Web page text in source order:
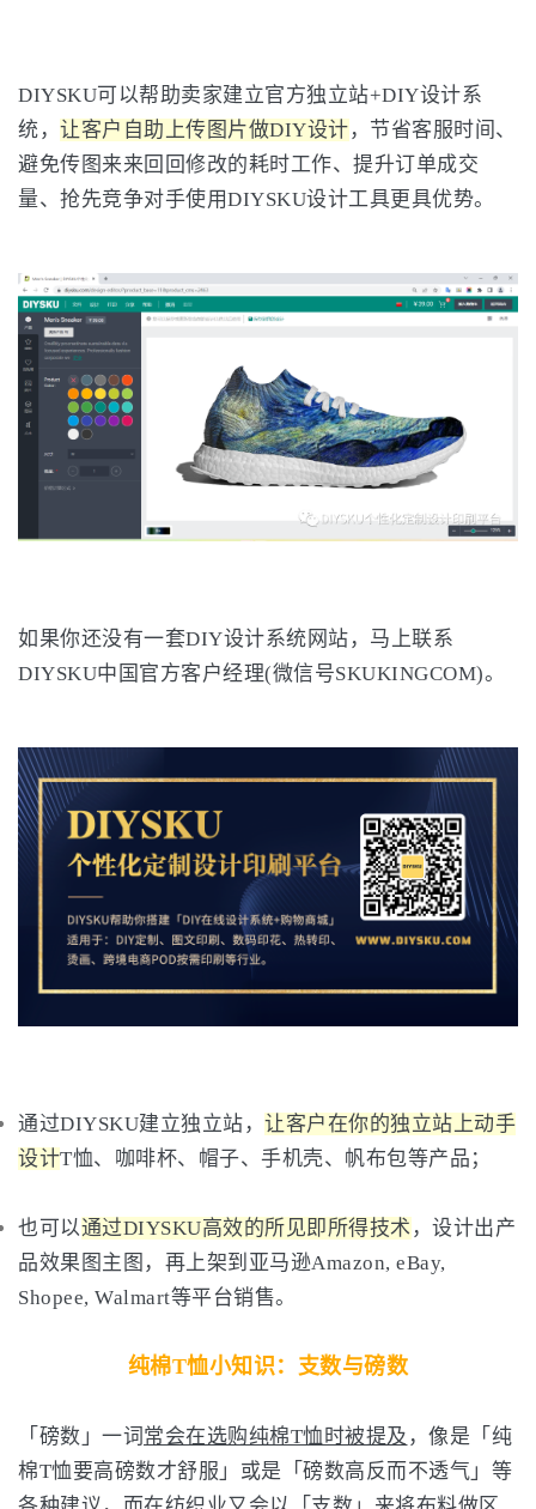
DIYSKU可以帮助卖家建立官方独立站+DIY设计系
统， 让客户自助上传图片做DIY设计 ，节省客服时间、
避免传图来来回回修改的耗时工作、提升订单成交
量、抢先竞争对手使用DIYSKU设计工具更具优势。
如果你还没有一套DIY设计系统网站，马上联系
DIYSKU中国官方客户经理(微信号SKUKINGCOM)。
通过DIYSKU建立独立站， 让客户在你的独立站上动手
设计T恤、咖啡杯、帽子、手机壳、帆布包等产品；
也可以通过DIYSKU高效的所见即所得技术 ，设计出产
品效果图主图，再上架到亚马逊Amazon, eBay,
Shopee, Walmart等平台销售。
纯棉T恤小知识：支数与磅数
「磅数」一词 常会在选购纯棉T恤时被提及 ，像是「纯
棉T恤要高磅数才舒服」或是「磅数高反而不透气」等